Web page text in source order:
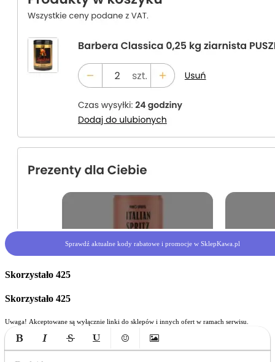
Sprawdź aktualne kody rabatowe i promocje w SklepKawa.pl
Skorzystało 425
Skorzystało 425
Uwaga! Akceptowane są wyłącznie linki do sklepów i innych ofert w ramach serwisu.
Bold Italic Strikethrough
UnderlineEmoticonsInsert Image